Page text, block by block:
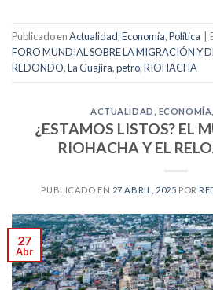
Publicado enActualidad,Economía,Política
FORO MUNDIAL SOBRE LA MIGRACIÓN Y
REDONDO,La Guajira,petro,RIOHACHA
ACTUALIDAD ECONOMÍA
¿ESTAMOS LISTOS? EL
RIOHACHA Y EL
PUBLICADO EN 27 ABRIL, 2025 POR
27
Abr